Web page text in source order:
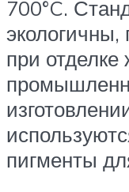
700°C.
экологичны,
при
пигменты